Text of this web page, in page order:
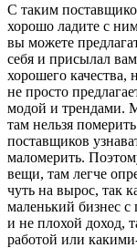
С таким
хорошо ладите с
вы можете
себя и присылал
хорошего качества,
не просто
модой и трендами.
там нельзя
поставщиков
маломерить.
вещи, там легче
чуть на вырос, так
маленький бизнес
и не плохой доход,
работой или